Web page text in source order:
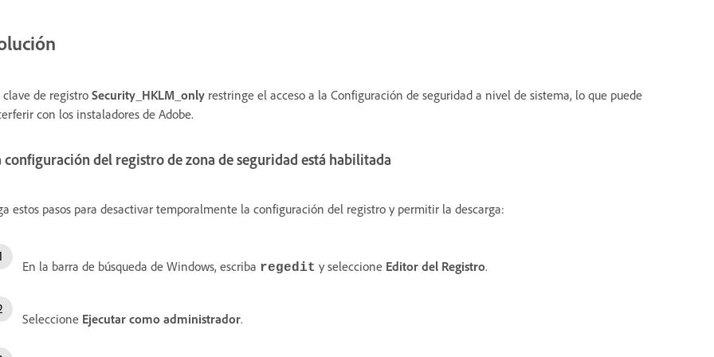
clave de registro Security_HKLM_only restringe el acceso a la Configuración de seguridad a nivel de sistema, lo que puede
con los instaladores de Adobe.
configuración del registro de zona de seguridad está habilitada
estos pasos para desactivar temporalmente la configuración del registro y permitir la descarga:
En la barra de búsqueda de Windows, escriba regedit y seleccione Editor del Registro.
Seleccione Ejecutar como administrador.